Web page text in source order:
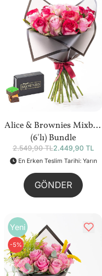
Alice & Brownies Mixbox
(6'lı) Bundle
2.549,90 TL2.449,90 TL
En Erken Teslim Tarihi: Yarın
GÖNDER
Yeni
-5%